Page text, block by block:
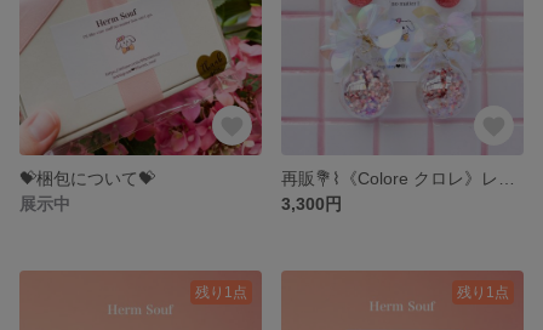
💝梱包について💝
展示中
3,300円
残り1点 残り1点